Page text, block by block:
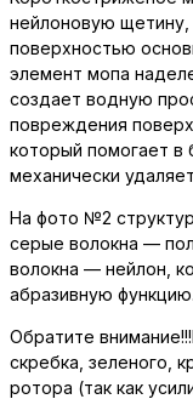
нейлоновую щетину,
поверхностью
элемент мопа
создает водную
повреждения
который помогает в
механически
На фото №2
серые волокна —
волокна — нейлон,
абразивную
Обратите
скребка, зеленого,
ротора (так как